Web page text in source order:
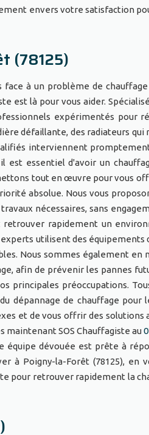
envers votre satisfaction
(78125)
à un problème de
est là pour vous aider.
expérimentés pour
défaillante, des radiateurs qui
interviennent
est essentiel d'avoir un
tout en œuvre pour vous
absolue. Nous vous
nécessaires, sans
rapidement un
utilisent des équipements
Nous sommes également en
afin de prévenir les pannes
préoccupations.
dépannage de chauffage pour
et de vous offrir des solutions
maintenant SOS Chauffagiste au
dévouée est prête à
à Poigny-la-Forêt (78125), en
pour retrouver rapidement la